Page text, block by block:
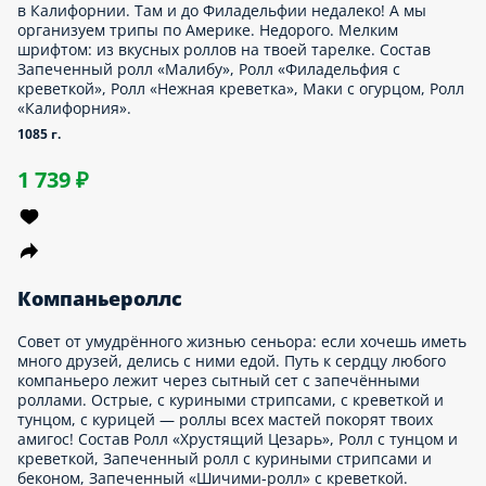
Ролл «Нежная креветка», Запеченный ролл «Цезарь».
г.
₽
немножко посплетничать? Поперемывать косточки?
Тогда сет с четырьмя видами роллов идеально
для компании. Новый ролл — новая тема для
в кругу роднулек. Состав Запеченный ролл
г.
₽
фри
ты стремишься к идеальной форме, смело заказывай этот